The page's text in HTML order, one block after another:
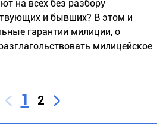
на всех без разбору
и бывших? В этом и
гарантии милиции, о
милицейское
1 2